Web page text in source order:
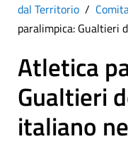
dal Territorio
paralimpica: Gualtieri
Atletica
Gualtieri
italiano